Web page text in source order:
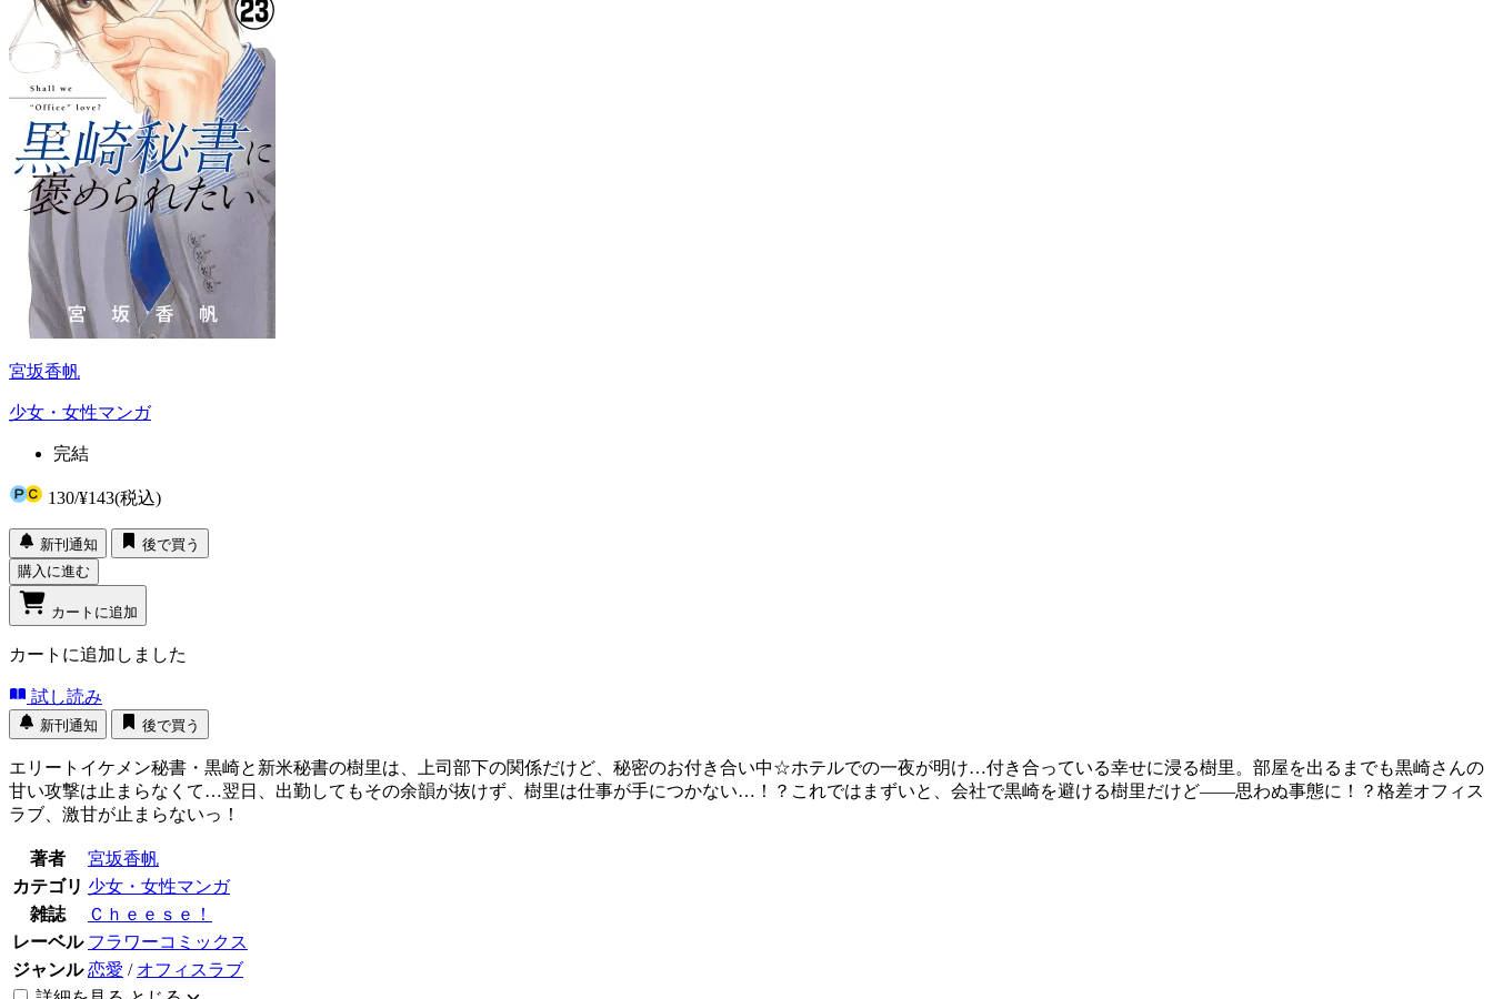
宮坂香帆
少女・女性マンガ
完結
130/¥143(税込)
新刊通知
後で買う
購入に進む
カートに追加
カートに追加しました
試し読み
新刊通知 後で買う
エリートイケメン秘書・黒崎と新米秘書の樹里は、上司部下の関係だけど、秘密のお付き合い中☆ホテルでの一夜が明け…付き合っている幸せに浸る樹里。部屋を出るまでも黒崎さんの
甘い攻撃は止まらなくて…翌日、出勤してもその余韻が抜けず、樹里は仕事が手につかない…！？これではまずいと、会社で黒崎を避ける樹里だけど――思わぬ事態に！？格差オフィス
ラブ、激甘が止まらないっ！
著者
宮坂香帆
カテゴリ 少女・女性マンガ
雑誌
Ｃｈｅｅｓｅ！
レーベル フラワーコミックス
ジャンル 恋愛 / オフィスラブ